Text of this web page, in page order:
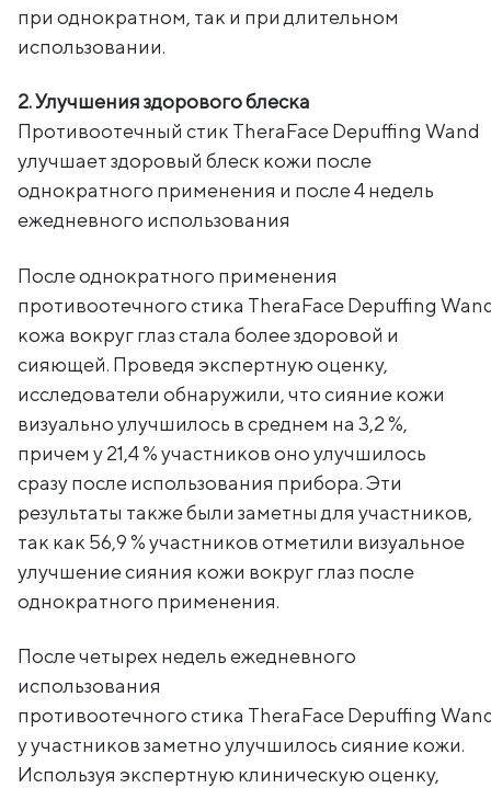
при однократном, так и при длительном
использовании.
2. Улучшения здорового блеска
Противоотечный стик TheraFace Depuffing Wand
улучшает здоровый блеск кожи после
однократного применения и после 4 недель
ежедневного использования
После однократного применения
противоотечного стика TheraFace Depuffing
кожа вокруг глаз стала более здоровой и
сияющей. Проведя экспертную оценку,
исследователи обнаружили, что сияние кожи
визуально улучшилось в среднем на 3,2 %,
причем у 21,4 % участников оно улучшилось
сразу после использования прибора. Эти
результаты также были заметны для участников,
так как 56,9 % участников отметили визуальное
улучшение сияния кожи вокруг глаз после
однократного применения.
После четырех недель ежедневного
использования
противоотечного стика TheraFace Depuffing
у участников заметно улучшилось сияние кожи.
Используя экспертную клиническую оценку,